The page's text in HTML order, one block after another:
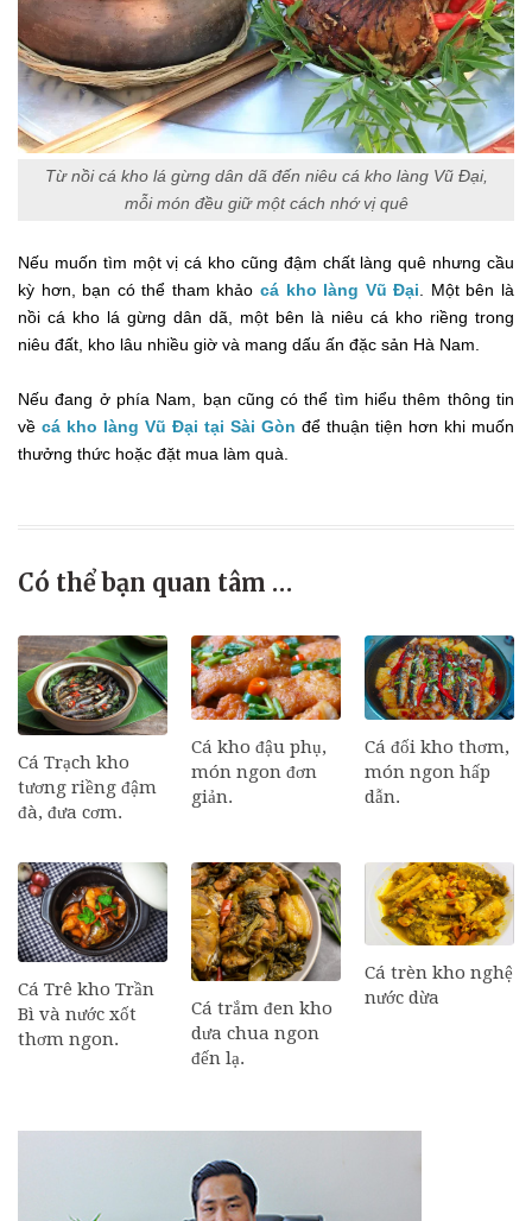
Từ nồi cá kho lá gừng dân dã đến niêu cá kho làng Vũ Đại,
mỗi món đều giữ một cách nhớ vị quê
Nếu muốn tìm một vị cá kho cũng đậm chất làng quê nhưng cầu
kỳ hơn, bạn có thể tham khảo cá kho làng Vũ Đại . Một bên là
nồi cá kho lá gừng dân dã, một bên là niêu cá kho riềng trong
niêu đất, kho lâu nhiều giờ và mang dấu ấn đặc sản Hà Nam.
Nếu đang ở phía Nam, bạn cũng có thể tìm hiểu thêm thông tin
về cá kho làng Vũ Đại tại Sài Gòn để thuận tiện hơn khi muốn
thưởng thức hoặc đặt mua làm quà.
Có thể bạn quan tâm …
Cá Trạch kho
tương riềng đậm
đà, đưa cơm.
Cá kho đậu phụ,
món ngon đơn
giản.
Cá đối kho thơm,
món ngon hấp
dẫn.
Cá Trê kho Trần
Bì và nước xốt
thơm ngon.
Cá trắm đen kho
dưa chua ngon
đến lạ.
Cá trèn kho nghệ
nước dừa